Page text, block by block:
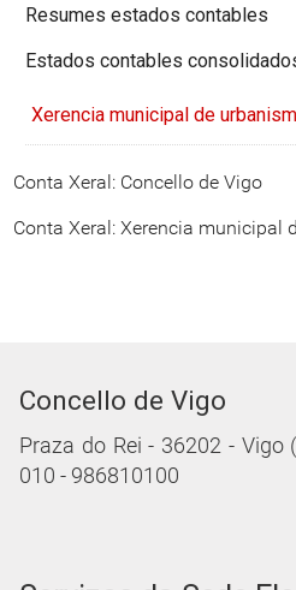
Resumes estados contables
Estados contables
Xerencia municipal de
Conta Xeral: Concello de Vigo
Conta Xeral: Xerencia municipal
Concello de Vigo
Praza do Rei - 36202 - Vigo
010 - 986810100